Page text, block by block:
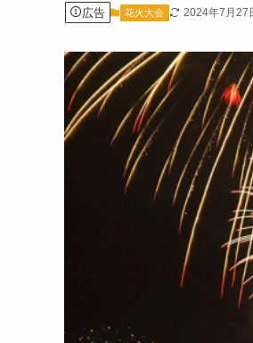
広告 花火大会 2024年7月27